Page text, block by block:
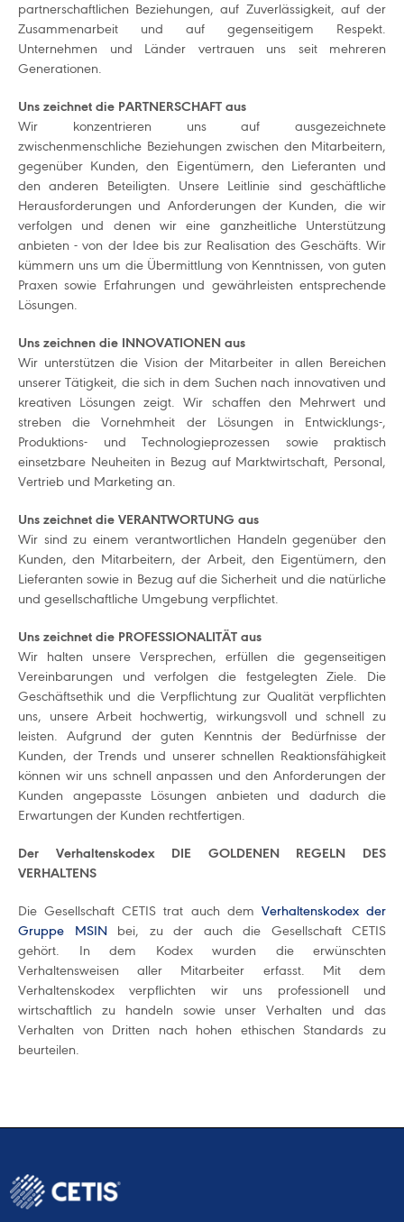
partnerschaftlichen Beziehungen, auf Zuverlässigkeit, auf der
Zusammenarbeit und auf gegenseitigem Respekt.
Unternehmen und Länder vertrauen uns seit mehreren
Generationen.
Uns zeichnet die PARTNERSCHAFT aus
Wir konzentrieren uns auf ausgezeichnete
zwischenmenschliche Beziehungen zwischen den Mitarbeitern,
gegenüber Kunden, den Eigentümern, den Lieferanten und
den anderen Beteiligten. Unsere Leitlinie sind geschäftliche
Herausforderungen und Anforderungen der Kunden, die wir
verfolgen und denen wir eine ganzheitliche Unterstützung
anbieten - von der Idee bis zur Realisation des Geschäfts. Wir
kümmern uns um die Übermittlung von Kenntnissen, von guten
Praxen sowie Erfahrungen und gewährleisten entsprechende
Lösungen.
Uns zeichnen die INNOVATIONEN aus
Wir unterstützen die Vision der Mitarbeiter in allen Bereichen
unserer Tätigkeit, die sich in dem Suchen nach innovativen und
kreativen Lösungen zeigt. Wir schaffen den Mehrwert und
streben die Vornehmheit der Lösungen in Entwicklungs-,
Produktions- und Technologieprozessen sowie praktisch
einsetzbare Neuheiten in Bezug auf Marktwirtschaft, Personal,
Vertrieb und Marketing an.
Uns zeichnet die VERANTWORTUNG aus
Wir sind zu einem verantwortlichen Handeln gegenüber den
Kunden, den Mitarbeitern, der Arbeit, den Eigentümern, den
Lieferanten sowie in Bezug auf die Sicherheit und die natürliche
und gesellschaftliche Umgebung verpflichtet.
Uns zeichnet die PROFESSIONALITÄT aus
Wir halten unsere Versprechen, erfüllen die gegenseitigen
Vereinbarungen und verfolgen die festgelegten Ziele. Die
Geschäftsethik und die Verpflichtung zur Qualität verpflichten
uns, unsere Arbeit hochwertig, wirkungsvoll und schnell zu
leisten. Aufgrund der guten Kenntnis der Bedürfnisse der
Kunden, der Trends und unserer schnellen Reaktionsfähigkeit
können wir uns schnell anpassen und den Anforderungen der
Kunden angepasste Lösungen anbieten und dadurch die
Erwartungen der Kunden rechtfertigen.
Der Verhaltenskodex DIE GOLDENEN REGELN DES
VERHALTENS
Die Gesellschaft CETIS trat auch dem Verhaltenskodex der
Gruppe MSINbei, zu der auch die Gesellschaft CETIS
gehört. In dem Kodex wurden die erwünschten
Verhaltensweisen aller Mitarbeiter erfasst. Mit dem
Verhaltenskodex verpflichten wir uns professionell und
wirtschaftlich zu handeln sowie unser Verhalten und das
Verhalten von Dritten nach hohen ethischen Standards zu
beurteilen.